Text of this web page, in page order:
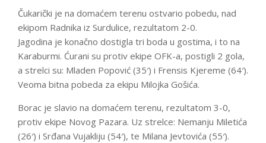
Čukarički je na domaćem terenu ostvario pobedu, nad
ekipom Radnika iz Surdulice, rezultatom 2-0.
Jagodina je konačno dostigla tri boda u gostima, i to na
Karaburmi. Ćurani su protiv ekipe OFK-a, postigli 2 gola,
a strelci su: Mladen Popović (35′) i Frensis Kjereme (64′).
Veoma bitna pobeda za ekipu Milojka Gošića.
Borac je slavio na domaćem terenu, rezultatom 3-0,
protiv ekipe Novog Pazara. Uz strelce: Nemanju Miletića
(26′) i Srđana Vujakliju (54′), te Milana Jevtovića (55′).